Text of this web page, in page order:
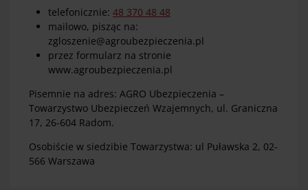
telefonicznie: 48 370 48 48
mailowo, pisząc na:
zgloszenie@agroubezpieczenia.pl
przez formularz na stronie
www.agroubezpieczenia.pl
Pisemnie na adres: AGRO Ubezpieczenia –
Towarzystwo Ubezpieczeń Wzajemnych, ul. Graniczna
17, 26-604 Radom.
Osobiście w siedzibie Towarzystwa: ul Puławska 2, 02-
566 Warszawa